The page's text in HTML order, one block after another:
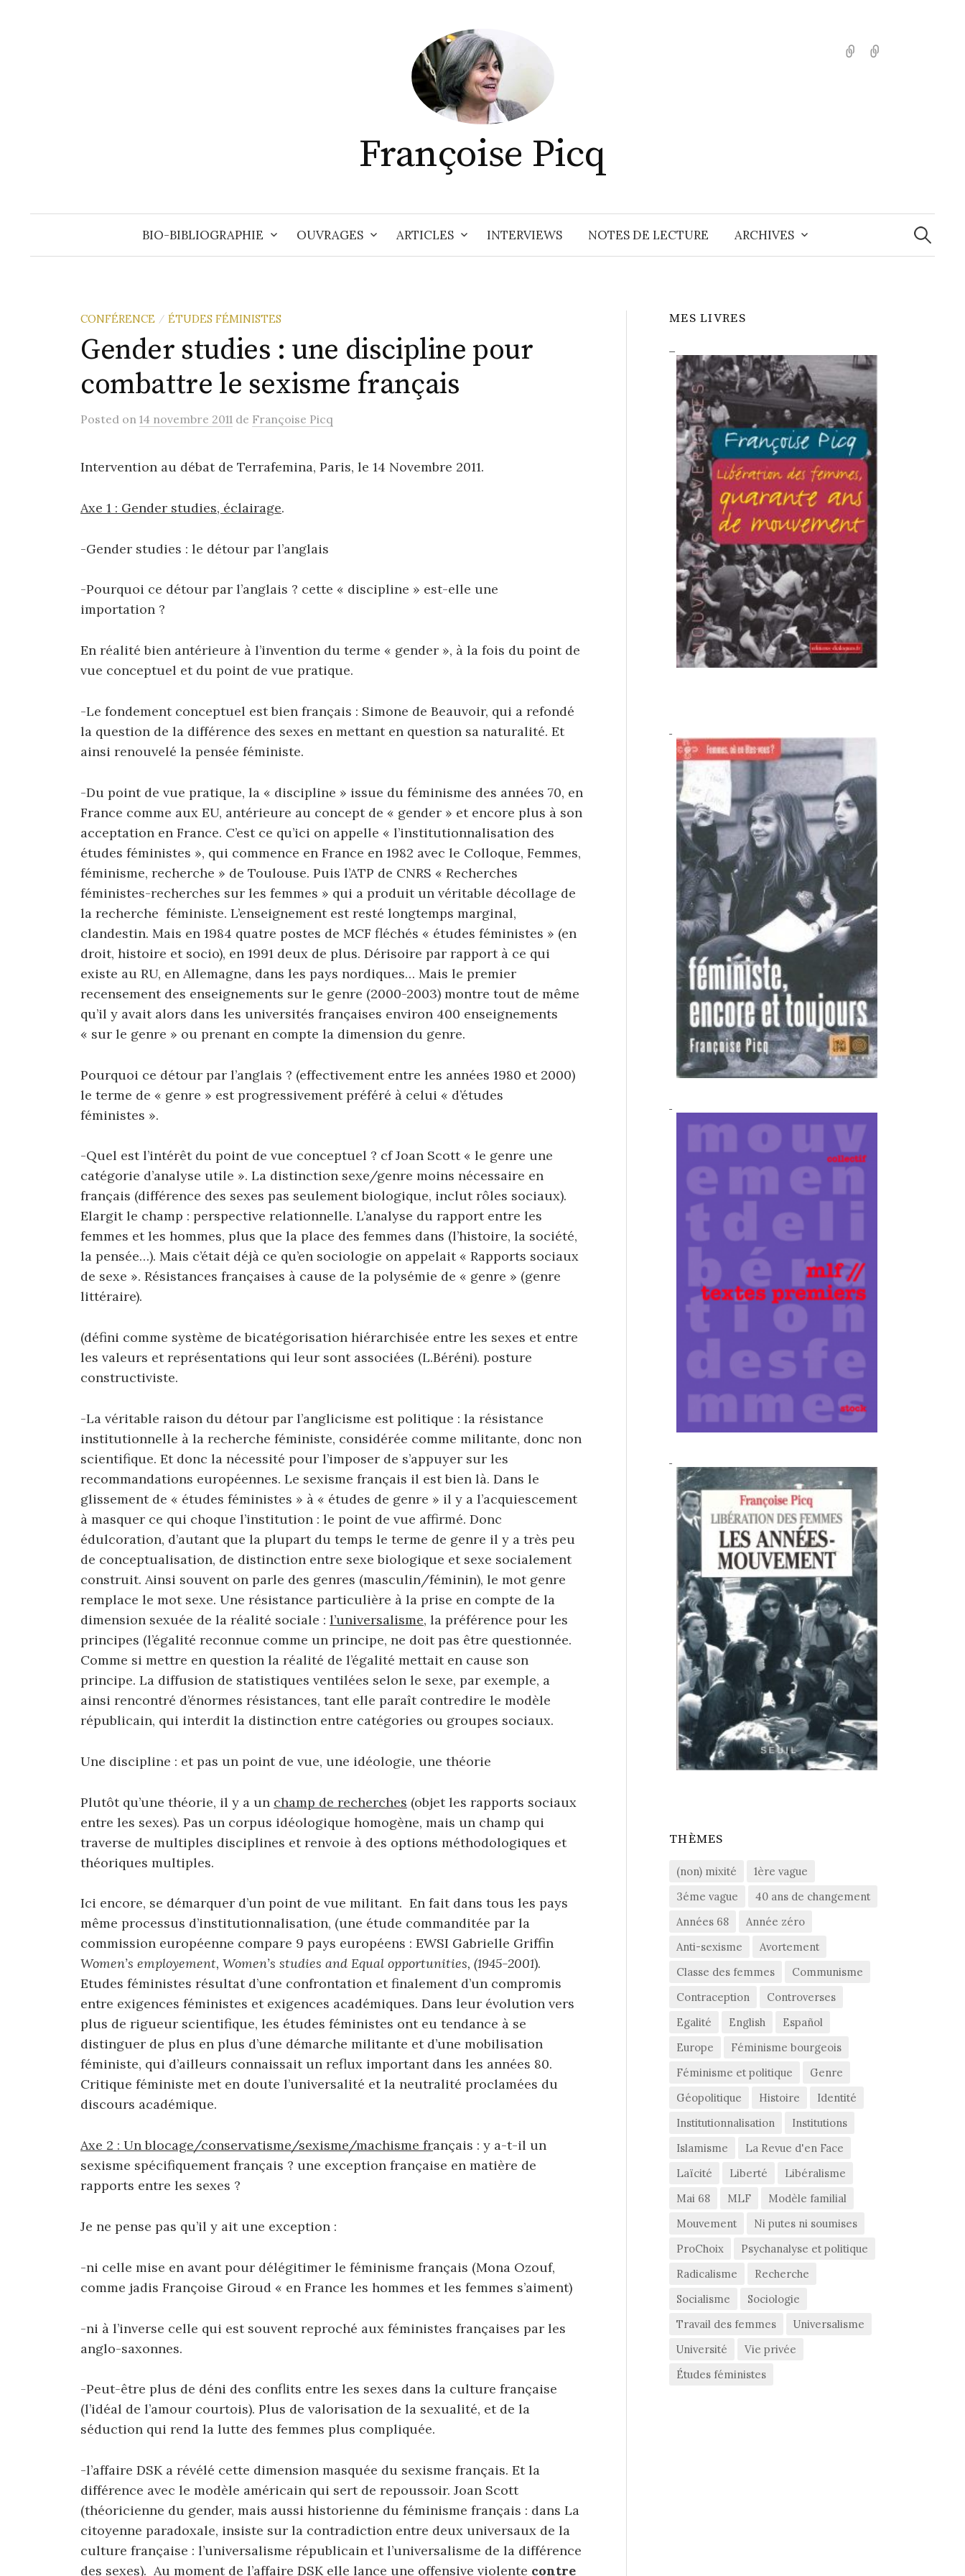
Françoise Picq
English
BIO-BIBLIOGRAPHIE OUVRAGES ARTICLES INTERVIEWS NOTES DE LECTURE ARCHIVES
CONFÉRENCE / ÉTUDES FÉMINISTES
Gender studies : une discipline pour
combattre le sexisme français
Posted on 14 novembre 2011 de Françoise Picq
Intervention au débat de Terrafemina, Paris, le 14 Novembre 2011.
Axe 1 : Gender studies, éclairage.
-Gender studies : le détour par l’anglais
-Pourquoi ce détour par l’anglais ? cette « discipline » est-elle une
importation ?
En réalité bien antérieure à l’invention du terme « gender », à la fois du point de
vue conceptuel et du point de vue pratique.
-Le fondement conceptuel est bien français : Simone de Beauvoir, qui a refondé
la question de la différence des sexes en mettant en question sa naturalité. Et
ainsi renouvelé la pensée féministe.
-Du point de vue pratique, la « discipline » issue du féminisme des années 70, en
France comme aux EU, antérieure au concept de « gender » et encore plus à son
acceptation en France. C’est ce qu’ici on appelle « l’institutionnalisation des
études féministes », qui commence en France en 1982 avec le Colloque, Femmes,
féminisme, recherche » de Toulouse. Puis l’ATP de CNRS « Recherches
féministes-recherches sur les femmes » qui a produit un véritable décollage de
la recherche féministe. L’enseignement est resté longtemps marginal,
clandestin. Mais en 1984 quatre postes de MCF fléchés « études féministes » (en
droit, histoire et socio), en 1991 deux de plus. Dérisoire par rapport à ce qui
existe au RU, en Allemagne, dans les pays nordiques… Mais le premier
recensement des enseignements sur le genre (2000-2003) montre tout de même
qu’il y avait alors dans les universités françaises environ 400 enseignements
« sur le genre » ou prenant en compte la dimension du genre.
Pourquoi ce détour par l’anglais ? (effectivement entre les années 1980 et 2000)
le terme de « genre » est progressivement préféré à celui « d’études
féministes ».
-Quel est l’intérêt du point de vue conceptuel ? cf Joan Scott « le genre une
catégorie d’analyse utile ». La distinction sexe/genre moins nécessaire en
français (différence des sexes pas seulement biologique, inclut rôles sociaux).
Elargit le champ : perspective relationnelle. L’analyse du rapport entre les
femmes et les hommes, plus que la place des femmes dans (l’histoire, la société,
la pensée…). Mais c’était déjà ce qu’en sociologie on appelait « Rapports sociaux
de sexe ». Résistances françaises à cause de la polysémie de « genre » (genre
littéraire).
(défini comme système de bicatégorisation hiérarchisée entre les sexes et entre
les valeurs et représentations qui leur sont associées (L.Béréni). posture
constructiviste.
-La véritable raison du détour par l’anglicisme est politique : la résistance
institutionnelle à la recherche féministe, considérée comme militante, donc non
scientifique. Et donc la nécessité pour l’imposer de s’appuyer sur les
recommandations européennes. Le sexisme français il est bien là. Dans le
glissement de « études féministes » à « études de genre » il y a l’acquiescement
à masquer ce qui choque l’institution : le point de vue affirmé. Donc
édulcoration, d’autant que la plupart du temps le terme de genre il y a très peu
de conceptualisation, de distinction entre sexe biologique et sexe socialement
construit. Ainsi souvent on parle des genres (masculin/féminin), le mot genre
remplace le mot sexe. Une résistance particulière à la prise en compte de la
dimension sexuée de la réalité sociale : l’universalisme, la préférence pour les
principes (l’égalité reconnue comme un principe, ne doit pas être questionnée.
Comme si mettre en question la réalité de l’égalité mettait en cause son
principe. La diffusion de statistiques ventilées selon le sexe, par exemple, a
ainsi rencontré d’énormes résistances, tant elle paraît contredire le modèle
républicain, qui interdit la distinction entre catégories ou groupes sociaux.
Une discipline : et pas un point de vue, une idéologie, une théorie
Plutôt qu’une théorie, il y a un champ de recherches (objet les rapports sociaux
entre les sexes). Pas un corpus idéologique homogène, mais un champ qui
traverse de multiples disciplines et renvoie à des options méthodologiques et
théoriques multiples.
Ici encore, se démarquer d’un point de vue militant. En fait dans tous les pays
même processus d’institutionnalisation, (une étude commanditée par la
commission européenne compare 9 pays européens : EWSI Gabrielle Griffin
Women’s employement, Women’s studies and Equal opportunities, (1945-2001).
Etudes féministes résultat d’une confrontation et finalement d’un compromis
entre exigences féministes et exigences académiques. Dans leur évolution vers
plus de rigueur scientifique, les études féministes ont eu tendance à se
distinguer de plus en plus d’une démarche militante et d’une mobilisation
féministe, qui d’ailleurs connaissait un reflux important dans les années 80.
Critique féministe met en doute l’universalité et la neutralité proclamées du
discours académique.
Axe 2 : Un blocage/conservatisme/sexisme/machisme français : y a-t-il un
sexisme spécifiquement français ? une exception française en matière de
rapports entre les sexes ?
Je ne pense pas qu’il y ait une exception :
-ni celle mise en avant pour délégitimer le féminisme français (Mona Ozouf,
comme jadis Françoise Giroud « en France les hommes et les femmes s’aiment)
-ni à l’inverse celle qui est souvent reproché aux féministes françaises par les
anglo-saxonnes.
-Peut-être plus de déni des conflits entre les sexes dans la culture française
(l’idéal de l’amour courtois). Plus de valorisation de la sexualité, et de la
séduction qui rend la lutte des femmes plus compliquée.
-l’affaire DSK a révélé cette dimension masquée du sexisme français. Et la
différence avec le modèle américain qui sert de repoussoir. Joan Scott
(théoricienne du gender, mais aussi historienne du féminisme français : dans La
citoyenne paradoxale, insiste sur la contradiction entre deux universaux de la
culture française : l’universalisme républicain et l’universalisme de la différence
des sexes). Au moment de l’affaire DSK elle lance une offensive violente contre
MES LIVRES
THÈMES
(non) mixité
1ère vague
3éme vague
40 ans de changement
Années 68
Année zéro
Anti-sexisme
Avortement
Classe des femmes
Communisme
Contraception
Controverses
Egalité
English
Español
Europe
Féminisme bourgeois
Féminisme et politique
Genre
Géopolitique
Histoire
Identité
Institutionnalisation
Institutions
Islamisme
La Revue d'en Face
Laïcité
Liberté
Libéralisme
Mai 68
MLF
Modèle familial
Mouvement
Ni putes ni soumises
ProChoix
Psychanalyse et politique
Radicalisme
Recherche
Socialisme
Sociologie
Travail des femmes
Universalisme
Université
Vie privée
Études féministes